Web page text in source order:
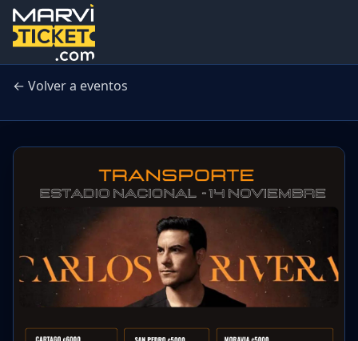
← Volver a eventos